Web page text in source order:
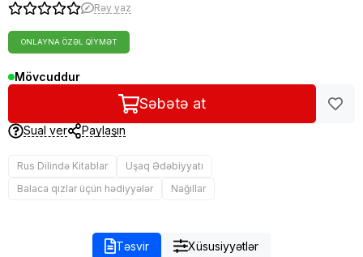
Rəy yaz
ONLAYNA ÖZƏL QIYMƏT
Mövcuddur
Səbətə at
Sual ver Paylaşın
Rus Dilində Kitablar
Uşaq Ədəbiyyatı
Balaca qızlar üçün hədiyyələr
Nağıllar
Təsvir Xüsusiyyətlər